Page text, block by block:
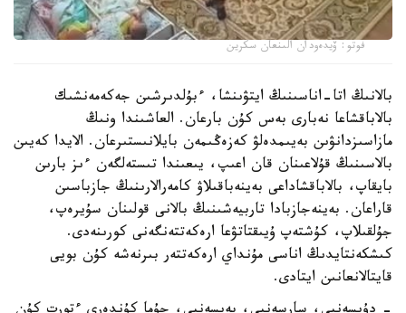
فوتو: ۆيدەودان الىنعان سكرين
بالانىڭ اتا-اناسىنىڭ ايتۋىنشا، ءبۇلدىرشىن جەكەمەنشىك
بالاباقشاعا نەبارى بەس كۇن بارعان. العاشىندا ونىڭ
مازاسىزدانۋىن بەيىمدەلۋ كەزەڭىمەن بايلانىستىرعان. الايدا كەيىن
بالاسىنىڭ قۇلاعىنان قان اعىپ، يىعىندا تىستەلگەن ءىز بارىن
بايقاپ، بالاباقشاداعى بەينەباقىلاۋ كامەرالارىنىڭ جازباسىن
قاراعان. بەينەجازبادا تاربيەشىنىڭ بالانى قولىنان سۇيرەپ،
جۇلقىلاپ، كۇشتەپ ۇيىقتاتۋعا ارەكەتتەنگەنى كورىنەدى.
كىشكەنتايدىڭ اناسى مۇنداي ارەكەتتەر بىرنەشە كۇن بويى
قايتالانعانىن ايتادى.